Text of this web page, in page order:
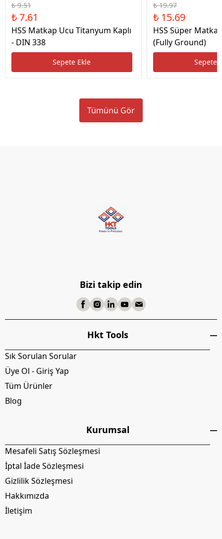
₺ 9.51
₺ 7.61
HSS Matkap Ucu Titanyum Kaplı
- DIN 338
Sepete Ekle
₺ 19.97
₺ 15.69
HSS Süper
(Fully Ground)
Sepete
Tümünü Gör
Bizi takip edin
Hkt Tools
Sık Sorulan Sorular
Üye Ol - Giriş Yap
Tüm Ürünler
Blog
Kurumsal
Mesafeli Satış Sözleşmesi
İptal İade Sözleşmesi
Gizlilik Sözleşmesi
Hakkımızda
İletişim